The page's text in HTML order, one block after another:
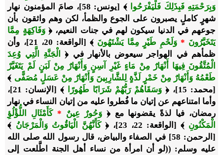
وَبِرَحْمَتِهِ فَبِذَلِكَ فَلْيَفْرَحُوا
﴾ [يونس: 58]، صامَ المؤمنون نهار
شهرٍ كاملٍ يصبرون على الجوع والظمأ، لكن وهم واثقون بأن
جوعهم في الدنيا سيكون لهم في جنات النعيم، ﴿وَفَاكِهَةٍ مِمَّا
يَتَخَيَّرُونَ * وَلَحْمِ طَيْرٍ مِمَّا يَشْتَهُونَ
﴾ [الواقعة: 20، 21]، وأن
ظمأهم في الهواجر سيعوض بالأنهار في ﴿
الْجَنَّةِ الَّتِي وُعِدَ
الْمُتَّقُونَ فِيهَا أَنْهَارٌ مِنْ مَاءٍ غَيْرِ آسِنٍ وَأَنْهَارٌ مِنْ لَبَنٍ لَمْ يَتَغَيَّرْ
طَعْمُهُ وَأَنْهَارٌ مِنْ خَمْرٍ لَذَّةٍ لِلشَّارِبِينَ وَأَنْهَارٌ مِنْ عَسَلٍ مُصَفًّى ﴾
[محمد: 15]، ﴿
وَسَقَاهُمْ رَبُّهُمْ شَرَابًا طَهُورًا
﴾ [الإنسان: 21]،
وأما امتناعهم عن إتيان ما فُطروا عليه من إتيان النساء في نهار
رمضان، فيا لذةً يقضونها مع ﴿وَحُورٌ عِينٌ *كَأَمْثَالِ اللُّؤْلُؤِ
الْمَكْنُونِ ﴾ [الواقعة: 22، 23]، ﴿ كَأَنَّهُنَّ الْيَاقُوتُ وَالْمَرْجَانُ ﴾
[الرحمن: 58] في الصفاء والبياض، قال رسول الله صلى الله
عليه وسلم: ((لو أن امرأة من نساء أهل الجنة اطَّلعت إلى